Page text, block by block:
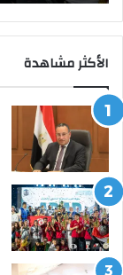
الأكثر مشاهدة